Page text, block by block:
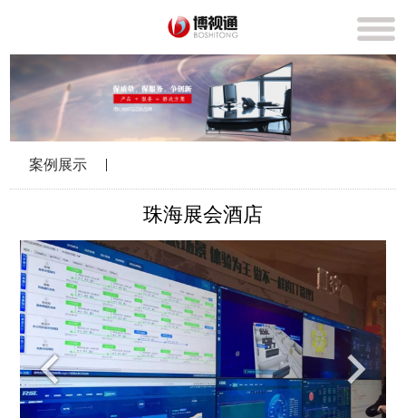
案例展示
珠海展会酒店